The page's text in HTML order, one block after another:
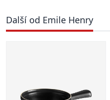
Další od Emile Henry